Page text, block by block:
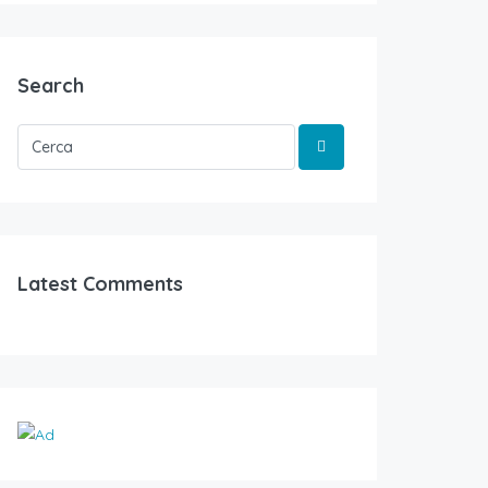
Search
Latest Comments